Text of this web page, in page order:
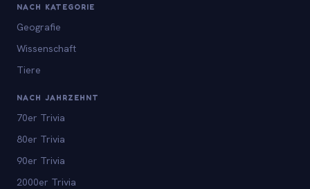
NACH KATEGORIE
Geografie
Wissenschaft
Tiere
NACH JAHRZEHNT
70er Trivia
80er Trivia
90er Trivia
2000er Trivia